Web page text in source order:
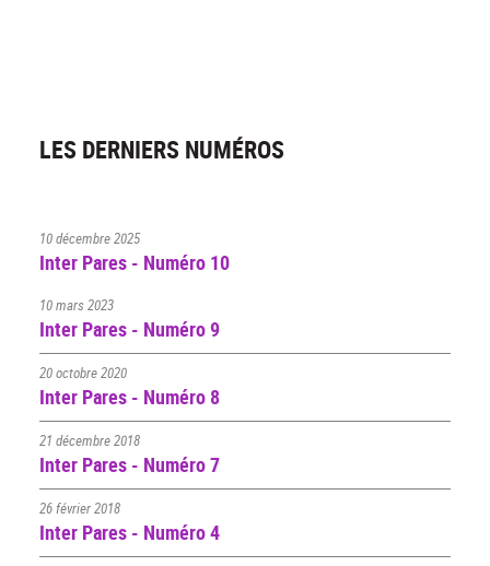
LES DERNIERS NUMÉROS
10 décembre 2025
Inter Pares - Numéro 10
10 mars 2023
Inter Pares - Numéro 9
20 octobre 2020
Inter Pares - Numéro 8
21 décembre 2018
Inter Pares - Numéro 7
26 février 2018
Inter Pares - Numéro 4